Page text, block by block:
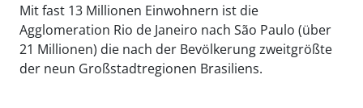
Mit fast 13 Millionen Einwohnern ist die
Agglomeration Rio de Janeiro nach São Paulo (über
21 Millionen) die nach der Bevölkerung zweitgrößte
der neun Großstadtregionen Brasiliens.